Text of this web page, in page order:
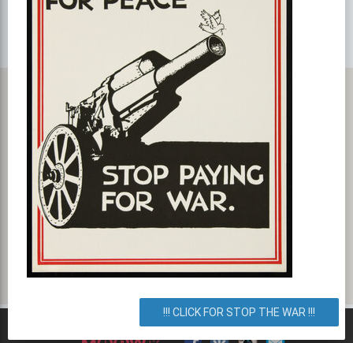
Карта с маршрутом, как добратся на мероприятие или проехать
к событию. Скидки по будням в Боулинг клубе «White Ball»
Боулинг White Ball, Киев, Украина. Как добраться? Как доехать?
Маршрут.
!!! CLICK FOR STOP THE WAR !!!